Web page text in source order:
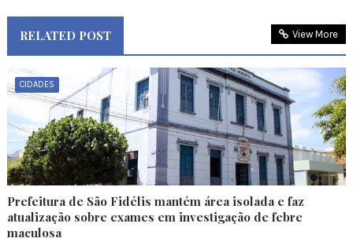
RELATED POST View More
CIDADES
Prefeitura de São Fidélis mantém área isolada e faz
atualização sobre exames em investigação de febre
maculosa